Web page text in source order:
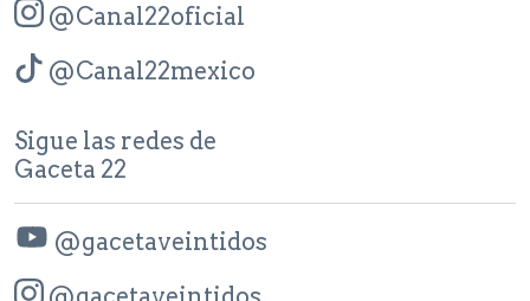
@Canal22oficial
@Canal22mexico
Sigue las redes de
Gaceta 22
@gacetaveintidos